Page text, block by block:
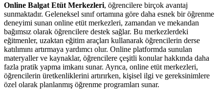
Online Balgat Etüt Merkezleri, öğrencilere birçok avantaj
sunmaktadır. Geleneksel sınıf ortamına göre daha esnek bir öğrenme
deneyimi sunan online etüt merkezleri, zamandan ve mekandan
bağımsız olarak öğrencilere destek sağlar. Bu merkezlerdeki
eğitmenler, uzaktan eğitim araçları kullanarak öğrencilerin derse
katılımını artırmaya yardımcı olur. Online platformda sunulan
materyaller ve kaynaklar, öğrencilere çeşitli konular hakkında daha
fazla pratik yapma imkanı sunar. Ayrıca, online etüt merkezleri,
öğrencilerin üretkenliklerini artırırken, kişisel ilgi ve gereksinimlere
özel olarak planlanmış öğrenme programları sunar.